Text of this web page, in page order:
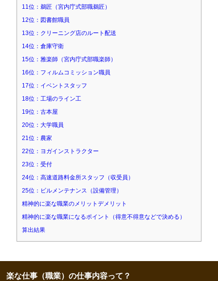
11位：鵜匠（宮内庁式部職鵜匠）
12位：図書館職員
13位：クリーニング店のルート配送
14位：倉庫守衛
15位：雅楽師（宮内庁式部職楽師）
16位：フィルムコミッション職員
17位：イベントスタッフ
18位：工場のライン工
19位：古本屋
20位：大学職員
21位：農家
22位：ヨガインストラクター
23位：受付
24位：高速道路料金所スタッフ（収受員）
25位：ビルメンテナンス（設備管理）
精神的に楽な職業のメリットデメリット
精神的に楽な職業になるポイント（得意不得意などで決める）
算出結果
楽な仕事（職業）の仕事内容って？